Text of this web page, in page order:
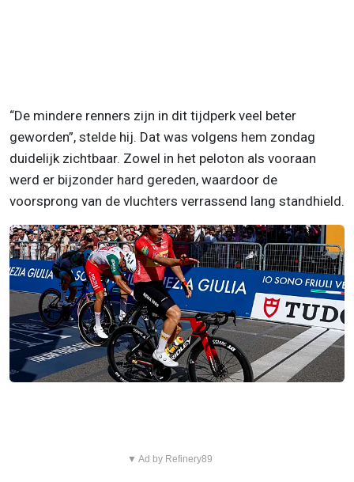
“De mindere renners zijn in dit tijdperk veel beter
geworden”, stelde hij. Dat was volgens hem zondag
duidelijk zichtbaar. Zowel in het peloton als vooraan
werd er bijzonder hard gereden, waardoor de
voorsprong van de vluchters verrassend lang standhield.
▼ Ad by Refinery89